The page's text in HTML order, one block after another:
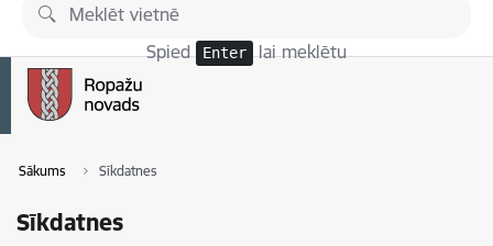
Pāriet uz lapas saturu
Spied Enter lai meklētu
Sākums Sīkdatnes
Sīkdatnes